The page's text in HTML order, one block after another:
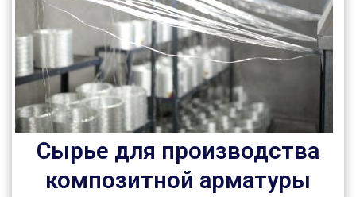
Сырье для производства
композитной арматуры